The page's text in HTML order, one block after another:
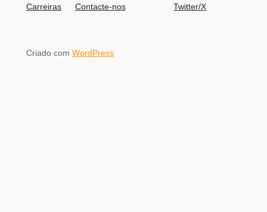
Carreiras
Contacte-nos
Twitter/X
Criado com WordPress